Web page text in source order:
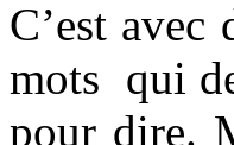
C’est avec
mots qui
pour dire.